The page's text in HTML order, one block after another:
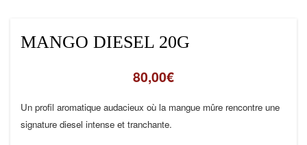
MANGO DIESEL 20G
80,00€
Un profil aromatique audacieux où la mangue mûre rencontre une
signature diesel intense et tranchante.